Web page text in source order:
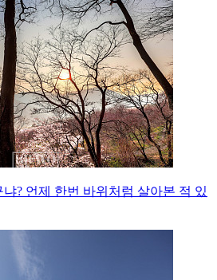
? 언제 한번 바위처럼 살아본 적 있